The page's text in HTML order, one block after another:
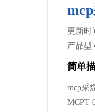
更新时
产品型
简单
mcp采
MCPT-